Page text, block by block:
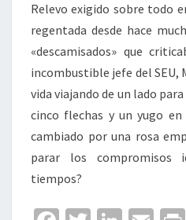
Relevo exigido sobre todo
regentada desde hace
«descamisados» que
incombustible jefe del SEU,
vida viajando de un lado
cinco flechas y un yugo
cambiado por una rosa
parar los compromisos
tiempos?